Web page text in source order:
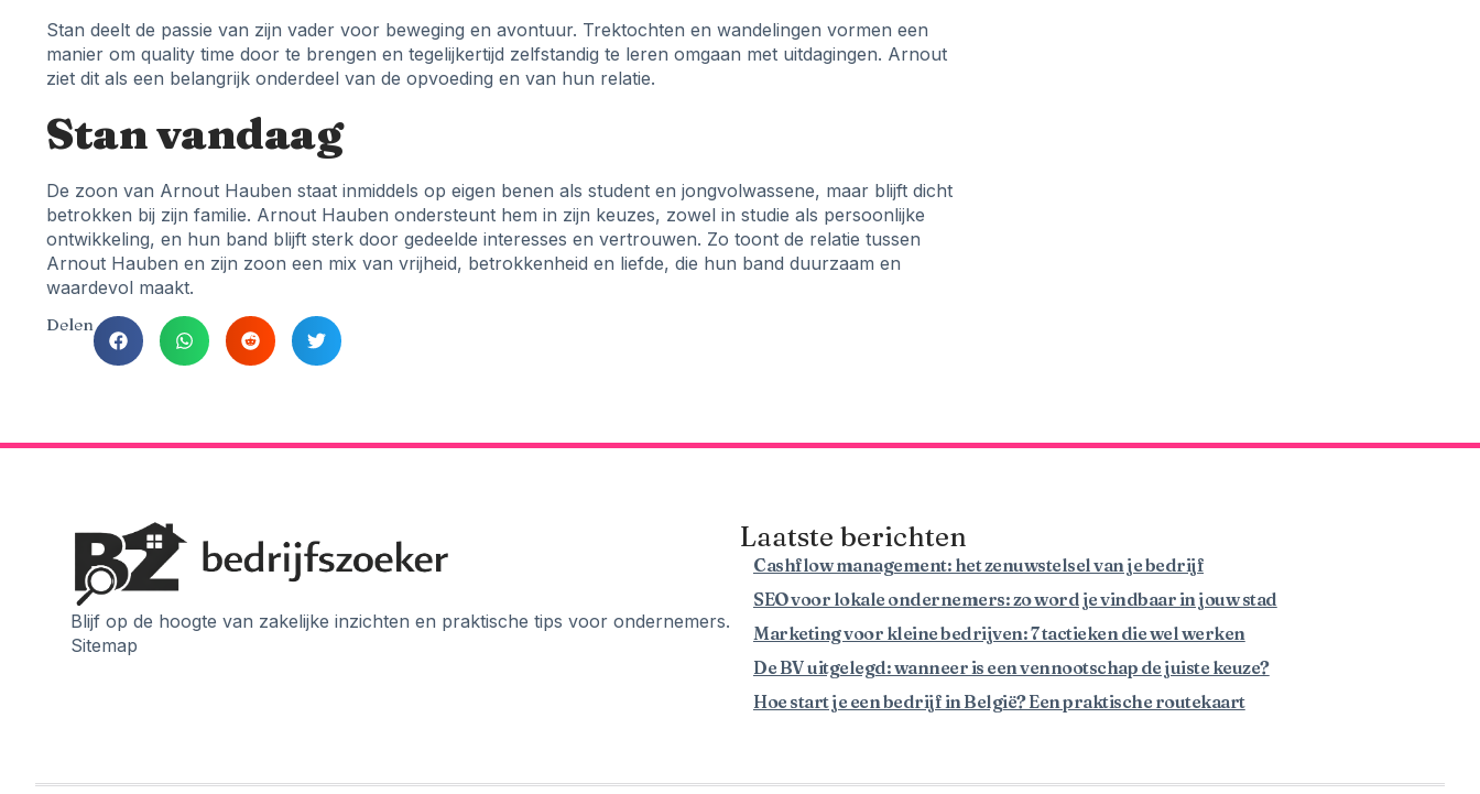
Stan deelt de passie van zijn vader voor beweging en avontuur. Trektochten en wandelingen vormen een
manier om quality time door te brengen en tegelijkertijd zelfstandig te leren omgaan met uitdagingen. Arnout
ziet dit als een belangrijk onderdeel van de opvoeding en van hun relatie.
Stan vandaag
De zoon van Arnout Hauben staat inmiddels op eigen benen als student en jongvolwassene, maar blijft dicht
betrokken bij zijn familie. Arnout Hauben ondersteunt hem in zijn keuzes, zowel in studie als persoonlijke
ontwikkeling, en hun band blijft sterk door gedeelde interesses en vertrouwen. Zo toont de relatie tussen
Arnout Hauben en zijn zoon een mix van vrijheid, betrokkenheid en liefde, die hun band duurzaam en
waardevol maakt.
Delen
Laatste berichten
Cashflow management: het zenuwstelsel van je bedrijf
SEO voor lokale ondernemers: zo word je vindbaar in jouw stad
Marketing voor kleine bedrijven: 7 tactieken die wel werken
De BV uitgelegd: wanneer is een vennootschap de juiste keuze?
Hoe start je een bedrijf in België? Een praktische routekaart
Blijf op de hoogte van zakelijke inzichten en praktische tips voor ondernemers.
Sitemap